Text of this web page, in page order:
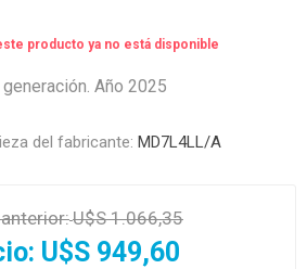
producto ya no está disponible
Año 2025
del fabricante: MD7L4LL/A
U$S 1.066,35
U$S 949,60